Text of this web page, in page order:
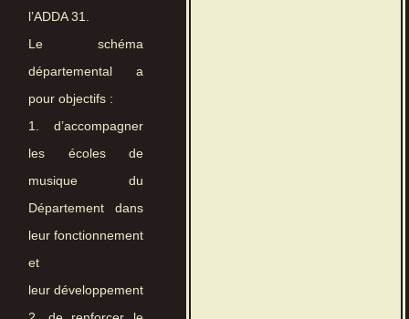
l’ADDA 31.
Le schéma
départemental a
pour objectifs :
1. d’accompagner
les écoles de
musique du
Département dans
leur fonctionnement
et
leur développement